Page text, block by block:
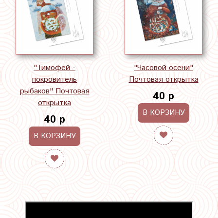
"Тимофей -
покровитель
рыбаков" Почтовая
открытка
40 р
В КОРЗИНУ
"Часовой осени"
Почтовая открытка
40 р
В КОРЗИНУ